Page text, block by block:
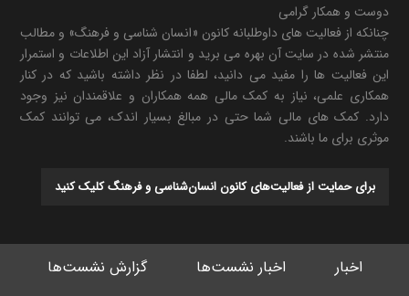
دوست و همکار گرامی
چنانکه از فعالیت های داوطلبانه کانون «انسان شناسی و فرهنگ» و مطالب
منتشر شده در سایت آن بهره می برید و انتشار آزاد این اطلاعات و استمرار
این فعالیت ها را مفید می دانید، لطفا در نظر داشته باشید که در کنار
همکاری علمی، نیاز به کمک مالی همه همکاران و علاقمندان نیز وجود
دارد. کمک های مالی شما حتی در مبالغ بسیار اندک، می توانند کمک
موثری برای ما باشند.
برای حمایت از فعالیت‌های کانون انسان‌شناسی و فرهنگ کلیک کنید
اخبار اخبار نشست‌ها
گزارش نشست‌ها